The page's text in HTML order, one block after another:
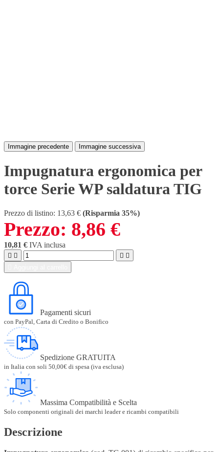
Immagine precedente Immagine successiva
Impugnatura ergonomica per
torce Serie WP saldatura TIG
Prezzo di listino: 13,63 € (Risparmia 35%)
Prezzo: 8,86 €
10,81 € IVA inclusa
   
Pagamenti sicuri
con PayPal, Carta di Credito o Bonifico
Spedizione GRATUITA
in Italia con soli 50,00€ di spesa (iva esclusa)
Massima Compatibilità e Scelta
Solo componenti originali dei marchi leader e ricambi compatibili
Descrizione